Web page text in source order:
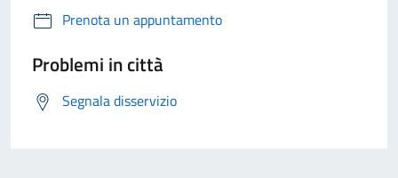
Prenota un appuntamento
Problemi in città
Segnala disservizio